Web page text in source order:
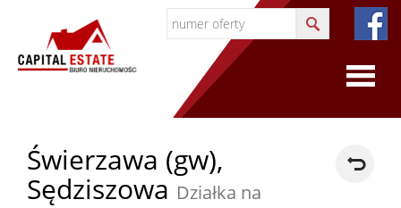
Świerzawa (gw),
Sędziszowa Działka na